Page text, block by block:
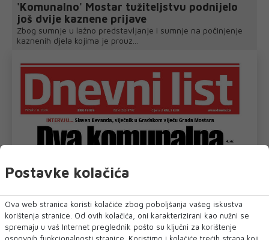
'Komunalno' Mostar tužiteljstvu podnijelo
još dvije kaznene prijave
Zbog sumnje u lažno predstavljanje i sumnje na počinjenje
kaznenih djela kojima je prouz...
Postavke kolačića
Ova web stranica koristi kolačiće zbog poboljšanja vašeg iskustva
korištenja stranice. Od ovih kolačića, oni karakterizirani kao nužni se
spremaju u vaš Internet preglednik pošto su ključni za korištenje
osnovnih funkcionalnosti stranice. Koristimo i kolačiće trećih strana koji